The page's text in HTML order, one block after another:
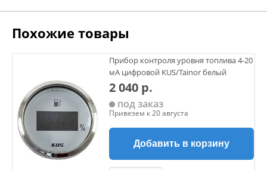
идеальным выбором для активных рыболовов и
любителей водных прогулок. Инновационный дизайн
позволяет сохранять эффективность работы мотора, не
ограничивая его производительность. Защита винта
способствует не только сохранению целостности
движущихся частей, но и улучшает общее качество
эксплуатации вашего оборудования. Перед покупкой
рекомендуется уточнять характеристики товара, чтобы
убедиться в его совместимости с вашим двигателем.
Похожие товары
Прибор контроля уровня топлива 4-20
мА цифровой KUS/Tainor белый
2 040 р.
под заказ
Привезем к 20 августа
Добавить в корзину